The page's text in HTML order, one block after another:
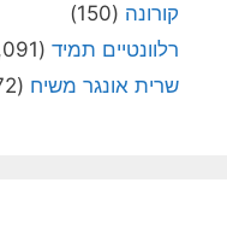
קורונה (150)
רלוונטיים תמיד (4,091)
שרית אונגר משיח (72)